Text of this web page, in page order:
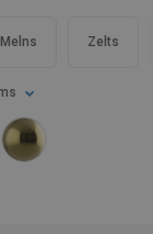
Melns Zelts